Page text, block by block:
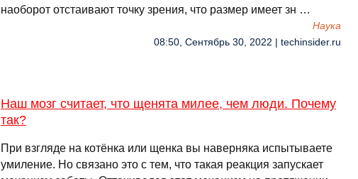
наоборот отстаивают точку зрения, что размер имеет зн …
Наука
08:50, Сентябрь 30, 2022 | techinsider.ru
Наш мозг считает, что щенята милее, чем люди. Почему
так?
При взгляде на котёнка или щенка вы наверняка испытываете
умиление. Но связано это с тем, что такая реакция запускает